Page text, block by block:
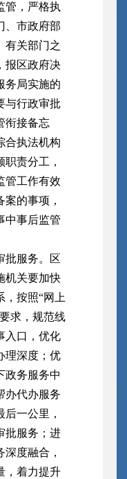
管，严格执
、市政府部
有关部门之
报区政府决
务局实施的
与行政审批
衔接备忘
合执法机构
责分工，
管工作有效
的事项，
中事后监管
批服务。区
机关要加快
，按照“网上
求，规范线
入口，优化
理深度；优
政务服务中
办代办服务
一公里，
批服务；进
度融合，
，着力提升